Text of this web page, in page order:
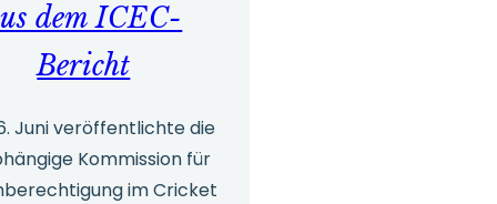
dem ICEC-
Bericht
Juni veröffentlichte die
Kommission für
im Cricket